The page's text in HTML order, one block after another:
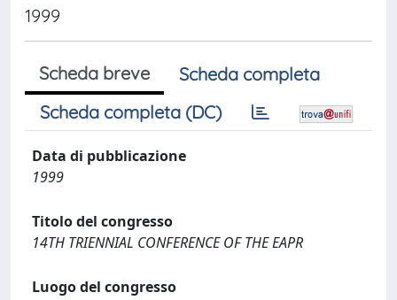
1999
Scheda breve
Scheda completa
Scheda completa (DC)
Data di pubblicazione
1999
Titolo del congresso
14TH TRIENNIAL CONFERENCE OF THE EAPR
Luogo del congresso